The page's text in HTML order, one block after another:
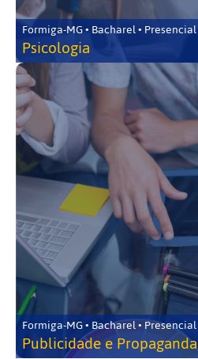
Formiga-MG • Bacharel • Presencial
Psicologia
Formiga-MG • Bacharel • Presencial
Publicidade e Propaganda